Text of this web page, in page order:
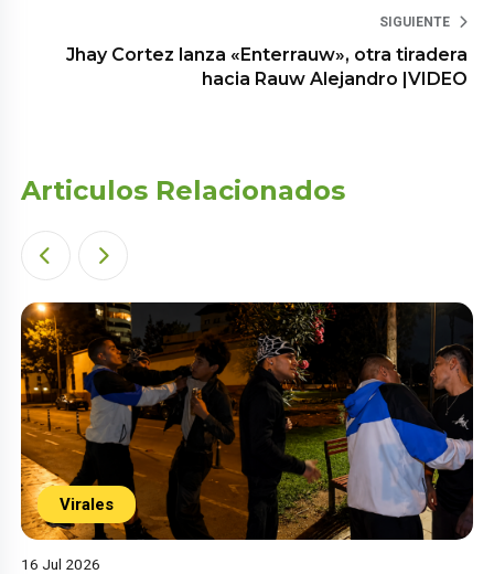
SIGUIENTE
Jhay Cortez lanza «Enterrauw», otra tiradera
hacia Rauw Alejandro |VIDEO
Articulos Relacionados
Virales
16 Jul 2026